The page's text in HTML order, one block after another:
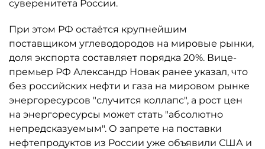
суверенитета России.
При этом РФ остаётся крупнейшим
поставщиком углеводородов на мировые рынки,
доля экспорта составляет порядка 20%. Вице-
премьер РФ Александр Новак ранее указал, что
без российских нефти и газа на мировом рынке
энергоресурсов "случится коллапс", а рост цен
на энергоресурсы может стать "абсолютно
непредсказуемым". О запрете на поставки
нефтепродуктов из России уже объявили США и